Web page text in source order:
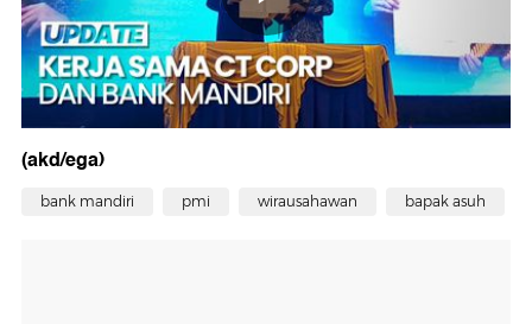
(akd/ega)
bank mandiri pmi wirausahawan bapak asuh